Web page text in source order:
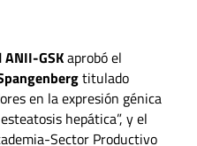
GSKaprobó el
titulado
en la expresión génica
hepática”, y el
Sector Productivo